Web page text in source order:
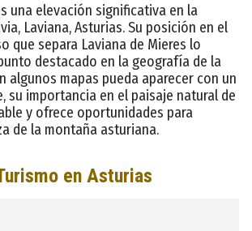
una elevación significativa en la
Laviana, Asturias. Su posición en el
que separa Laviana de Mieres lo
destacado en la geografía de la
algunos mapas pueda aparecer con un
su importancia en el paisaje natural de
y ofrece oportunidades para
de la montaña asturiana.